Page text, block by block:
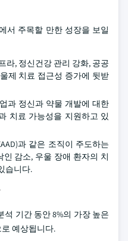
서 주목할 만한 성장을 보일
라, 정신건강 관리 강화, 공공
제 치료 접근성 증가에 뒷받
과 정신과 약물 개발에 대한
치료 가능성을 지원하고 있
과 같은 조직이 주도하는
감소, 우울 장애 환자의 치
습니다.
기간 동안 8%의 가장 높은
로 예상됩니다.